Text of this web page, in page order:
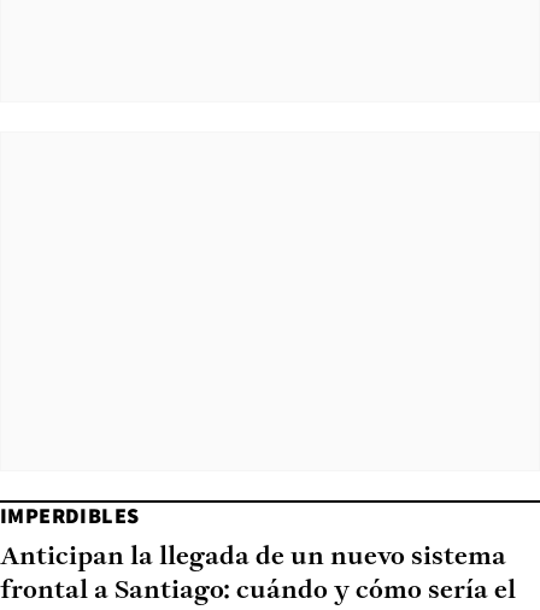
IMPERDIBLES
Anticipan la llegada de un nuevo sistema
frontal a Santiago: cuándo y cómo sería el